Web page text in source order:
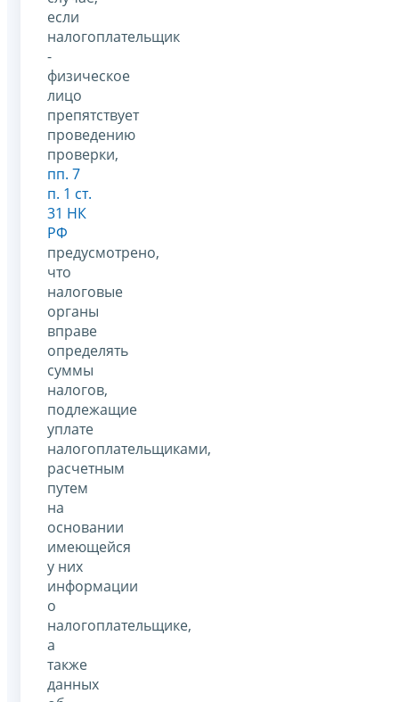
если
налогоплательщик
-
физическое
лицо
препятствует
проведению
проверки,
пп. 7
п. 1 ст.
31 НК
РФ
предусмотрено,
что
налоговые
органы
вправе
определять
суммы
налогов,
подлежащие
уплате
налогоплательщиками,
расчетным
путем
на
основании
имеющейся
у них
информации
о
налогоплательщике,
а
также
данных